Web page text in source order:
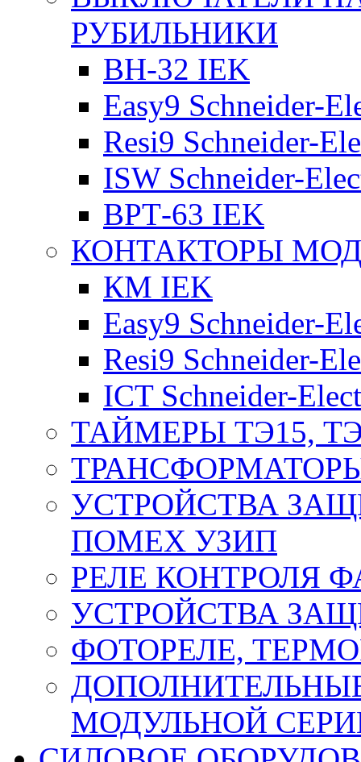
РУБИЛЬНИКИ
ВН-32 IEK
Easy9 Schneider-
Resi9 Schneider-
ISW Schneider-
ВРТ-63 IEK
КОНТАКТОРЫ
КМ IEK
Easy9 Schneider-
Resi9 Schneider-
ICT Schneider-
ТАЙМЕРЫ ТЭ15,
УСТРОЙСТВА
ПОМЕХ УЗИП
РЕЛЕ КОНТРОЛЯ
УСТРОЙСТВА
ФОТОРЕЛЕ,
МОДУЛЬНОЙ